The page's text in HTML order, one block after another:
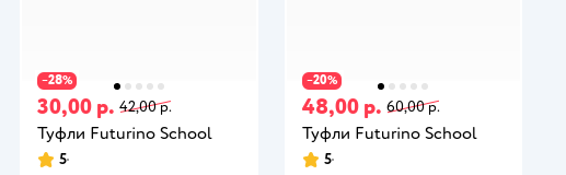
−28%
30,00 р. 42,00 р.
Туфли Futurino School
5
−20%
48,00 р. 60,00 р.
Туфли Futurino School
5